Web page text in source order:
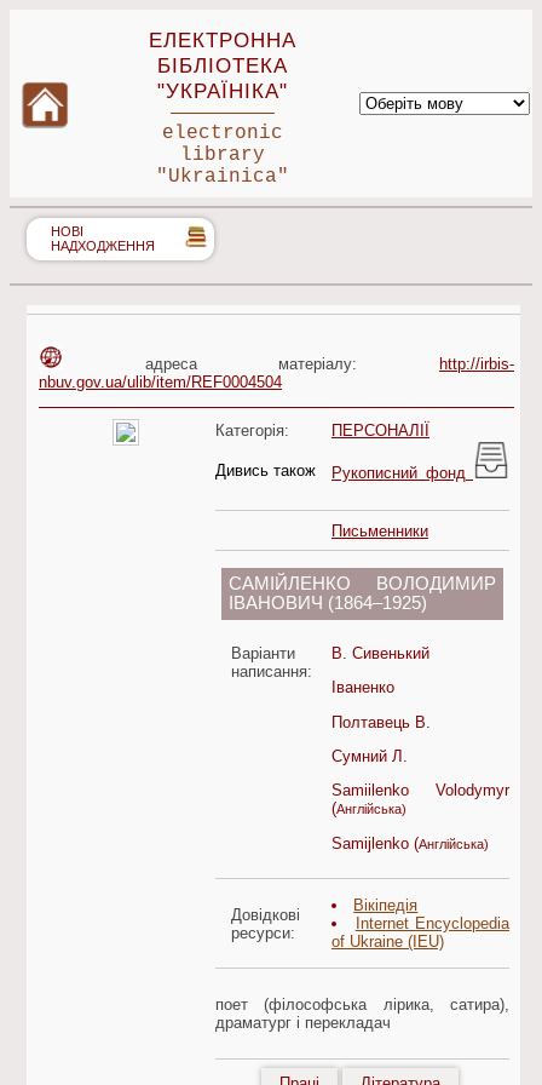
ЕЛЕКТРОННА
БІБЛІОТЕКА
"УКРАЇНІКА"
electronic
library
"Ukrainica"
НОВІ
НАДХОДЖЕННЯ
адреса матеріалу: http://irbis-
nbuv.gov.ua/ulib/item/REF0004504
Категорія: ПЕРСОНАЛІЇ
Дивись також Рукописний фонд
Письменники
САМІЙЛЕНКО ВОЛОДИМИР
ІВАНОВИЧ (1864–1925)
Варіанти
написання:
В. Сивенький
Іваненко
Полтавець В.
Сумний Л.
Samiilenko Volodymyr
(Англійська)
Samijlenko (Англійська)
Довідкові
ресурси:
Вікіпедія
Internet Encyclopedia
of Ukraine (IEU)
поет (філософська лірика, сатира),
драматург і перекладач